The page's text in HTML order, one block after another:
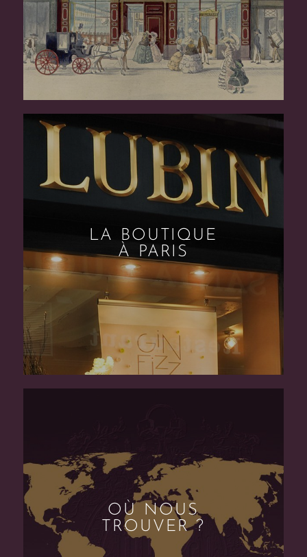
LA BOUTIQUE
À PARIS
OÙ NOUS
TROUVER ?